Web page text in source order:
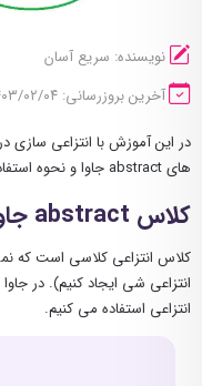
نویسنده: سریع آسان
آخرین بروزرسانی: ۱۴۰۳/۰۲/۰۴
در این آموزش با انتزاعی سازی
های abstract جاوا و نحوه استفاده از آن ها در برنامه یاد خواهید گرفت.
کلاس abstract جاوا
کلاس انتزاعی کلاسی است که
انتزاعی استفاده می کنیم.